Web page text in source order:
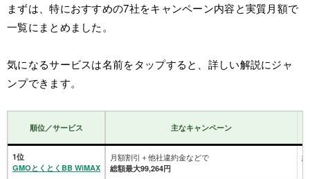
まずは、特におすすめの7社をキャンペーン内容と実質月額で
一覧にまとめました。
気になるサービスは名前をタップすると、詳しい解説にジャ
ンプできます。
順位／サービス 主なキャンペーン
1位
GMOとくとくBB WiMAX
月額割引＋他社違約金などで
総額最大99,264円